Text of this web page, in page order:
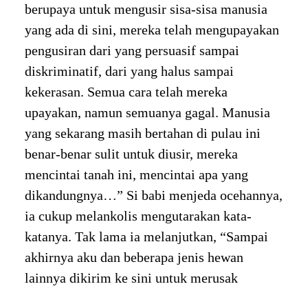
berupaya untuk mengusir sisa-sisa manusia
yang ada di sini, mereka telah mengupayakan
pengusiran dari yang persuasif sampai
diskriminatif, dari yang halus sampai
kekerasan. Semua cara telah mereka
upayakan, namun semuanya gagal. Manusia
yang sekarang masih bertahan di pulau ini
benar-benar sulit untuk diusir, mereka
mencintai tanah ini, mencintai apa yang
dikandungnya…” Si babi menjeda ocehannya,
ia cukup melankolis mengutarakan kata-
katanya. Tak lama ia melanjutkan, “Sampai
akhirnya aku dan beberapa jenis hewan
lainnya dikirim ke sini untuk merusak